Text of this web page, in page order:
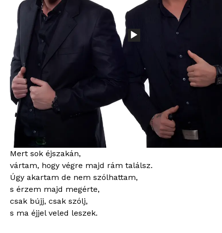
(Original)
2500
Bitsűrűség: 320kb/s
Hossz: 03:26
Vokált tartalmaz: Nem
Sunkaraoke mp3 stúdió / www.sunkaraoke.hu / Inf:
Tel: 06 20 4275001
—Intró—
Egy szemvillanás,
megbabonázott, egy új varázs.
Mert sok éjszakán,
vártam, hogy végre majd rám találsz.
Úgy akartam de nem szólhattam,
s érzem majd megérte,
csak bújj, csak szólj,
s ma éjjel veled leszek.